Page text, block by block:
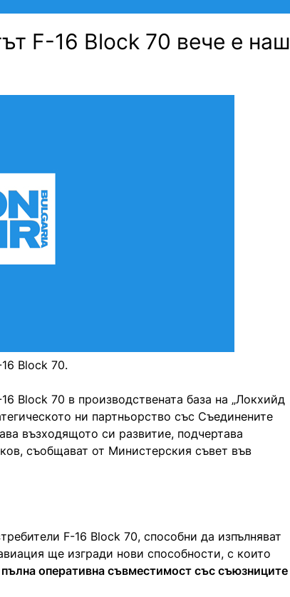
F-16 Block 70 вече е наш
Block 70.
Block 70 в производствената база на „Локхийд
ни партньорство със Съединените
възходящото си развитие, подчертава
съобщават от Министерския съвет във
F-16 Block 70, способни да изпълняват
ще изгради нови способности, с които
пълна оперативна съвместимост със съюзниците